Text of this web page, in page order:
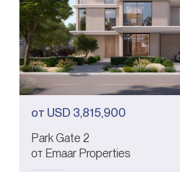
от USD 3,815,900
Park Gate 2
от Emaar Properties